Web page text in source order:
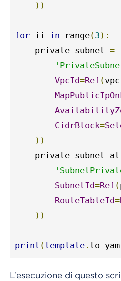
))
for ii in range(3 ):
    private_subnet
=
VpcId=Ref (
CidrBlock=
))
SubnetId=Ref (
RouteTableId=
))
print (template .
L’esecuzione di questo